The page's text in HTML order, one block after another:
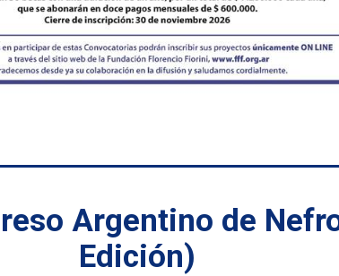
Argentino de
Edición)